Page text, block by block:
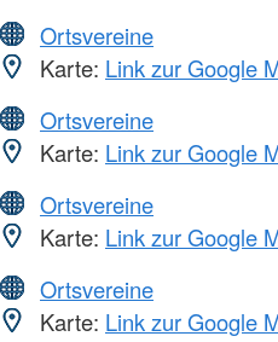
Ortsvereine
Karte: Link zur Google
Ortsvereine
Karte: Link zur Google
Ortsvereine
Karte: Link zur Google
Ortsvereine
Karte: Link zur Google